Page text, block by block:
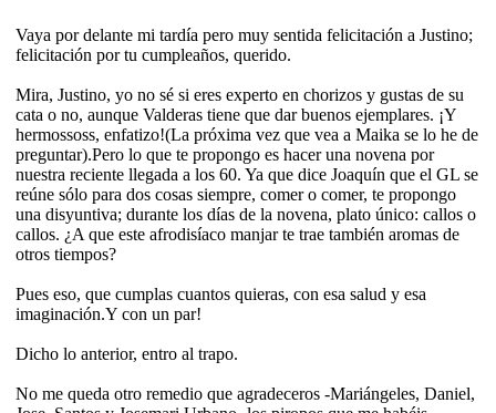
Vaya por delante mi tardía pero muy sentida felicitación a Justino;
felicitación por tu cumpleaños, querido.
Mira, Justino, yo no sé si eres experto en chorizos y gustas de su
cata o no, aunque Valderas tiene que dar buenos ejemplares. ¡Y
hermossoss, enfatizo!(La próxima vez que vea a Maika se lo he de
preguntar).Pero lo que te propongo es hacer una novena por
nuestra reciente llegada a los 60. Ya que dice Joaquín que el GL se
reúne sólo para dos cosas siempre, comer o comer, te propongo
una disyuntiva; durante los días de la novena, plato único: callos o
callos. ¿A que este afrodisíaco manjar te trae también aromas de
otros tiempos?
Pues eso, que cumplas cuantos quieras, con esa salud y esa
imaginación.Y con un par!
Dicho lo anterior, entro al trapo.
No me queda otro remedio que agradeceros -Mariángeles, Daniel,